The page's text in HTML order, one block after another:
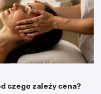
czego zależy cena?